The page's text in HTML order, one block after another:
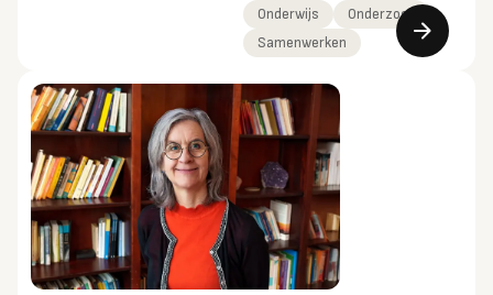
Onderwijs
Onderzoek
Samenwerken